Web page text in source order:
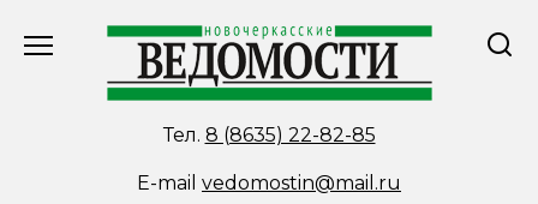
Тел. 8 (8635) 22-82-85
E-mail vedomostin@mail.ru